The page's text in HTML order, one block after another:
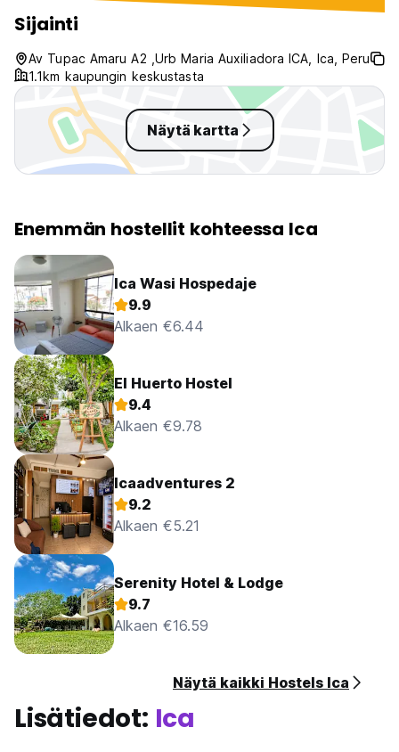
Sijainti
Av Tupac Amaru A2 ,Urb Maria Auxiliadora ICA, Ica, Peru
1.1km kaupungin keskustasta
Näytä kartta
Enemmän hostellit kohteessa Ica
Ica Wasi Hospedaje
9.9
Alkaen €6.44
El Huerto Hostel
9.4
Alkaen €9.78
Icaadventures 2
9.2
Alkaen €5.21
Serenity Hotel & Lodge
9.7
Alkaen €16.59
Näytä kaikki Hostels Ica
Lisätiedot: Ica